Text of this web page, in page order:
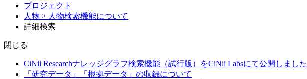
プロジェクト
人物 > 人物検索機能について
詳細検索
閉じる
CiNii Researchナレッジグラフ検索機能（試行版）をCiNii Labsにて公開しました
「研究データ」「根拠データ」の収録について